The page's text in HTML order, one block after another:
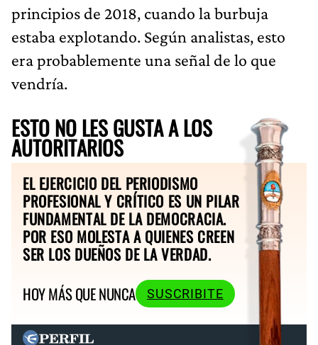
principios de 2018, cuando la burbuja
estaba explotando. Según analistas, esto
era probablemente una señal de lo que
vendría.
ESTO NO LES GUSTA A LOS
AUTORITARIOS
EL EJERCICIO DEL PERIODISMO
PROFESIONAL Y CRÍTICO ES UN PILAR
FUNDAMENTAL DE LA DEMOCRACIA.
POR ESO MOLESTA A QUIENES CREEN
SER LOS DUEÑOS DE LA VERDAD.
HOY MÁS QUE NUNCA
SUSCRIBITE